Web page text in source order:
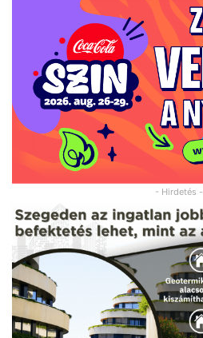
- Hirdetés -